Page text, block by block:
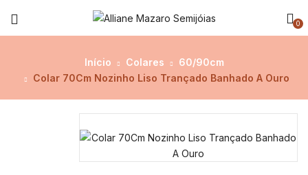
0
Início Colares
60/90cm
Colar 70Cm Nozinho Liso Trançado Banhado A Ouro